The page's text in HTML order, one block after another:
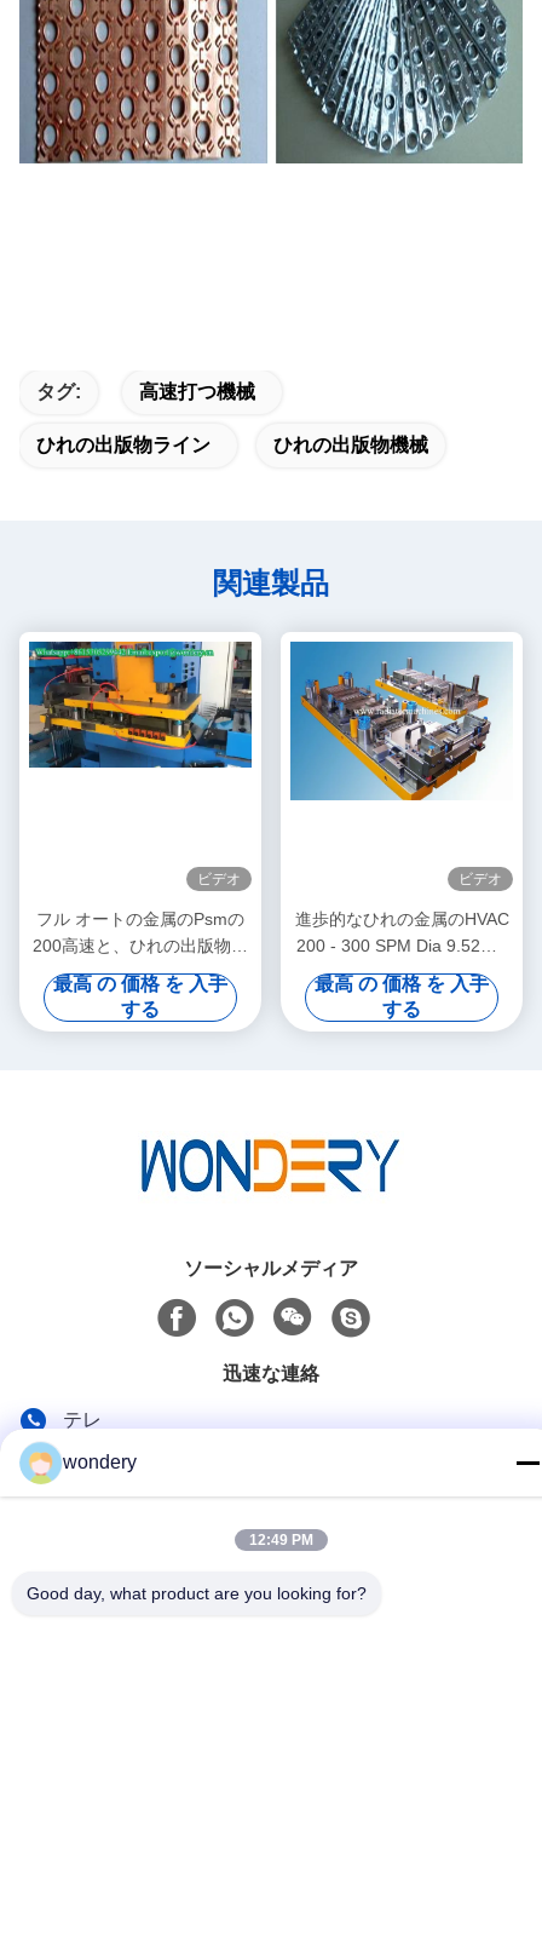
タグ: 高速打つ機械
ひれの出版物ライン ひれの出版物機械
関連製品
ビデオ
フル オートの金属のPsmの
200高速と、ひれの出版物死
にます打抜き型
最高 の 価格 を 入手
する
ビデオ
進歩的なひれの金属のHVAC
200 - 300 SPM Dia 9.52の×
12Rののために× 2P打抜き型
最高 の 価格 を 入手
する
ソーシャルメディア
迅速な連絡
テレ
86-153-0529-9442
アドレス
wondery
12:49 PM
Good day, what product are you looking for?